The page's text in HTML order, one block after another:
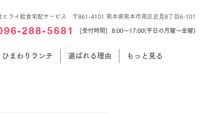
ヒライ給食宅配サービス 〒861-4101 熊本県熊本市南区近見8丁目6-101
288-5681 [受付時間] 8:00～17:00(平日の月曜～金曜)
ひまわりランチ 選ばれる理由 もっと見る